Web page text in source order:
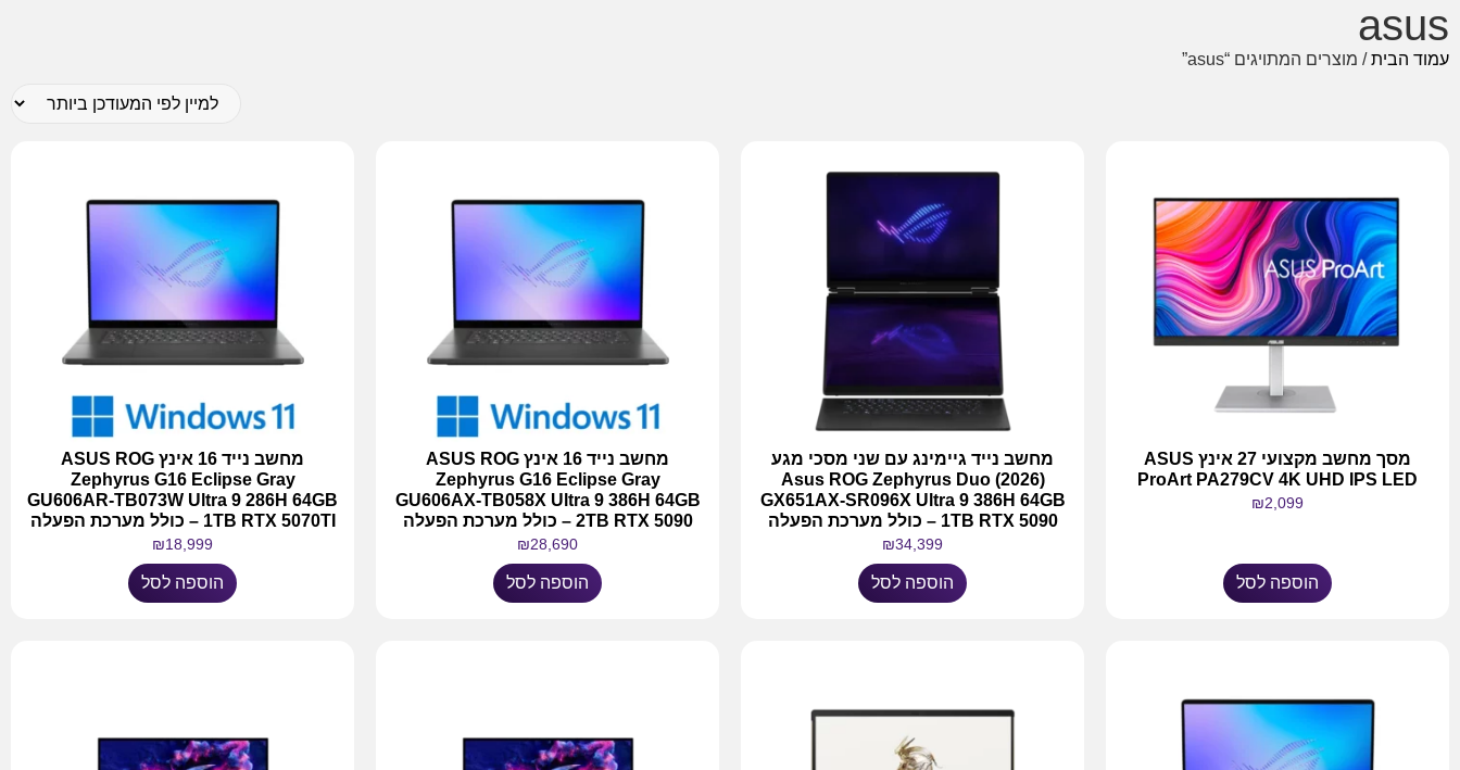
asus
עמוד הבית/ מוצרים המתויגים “asus”
מסך מחשב מקצועי 27 אינץ ASUS
ProArt PA279CV 4K UHD IPS LED
₪2,099
הוספה לסל
מחשב נייד גיימינג עם שני מסכי מגע
Asus ROG Zephyrus Duo (2026)
GX651AX-SR096X Ultra 9 386H 64GB
1TB RTX 5090 – כולל מערכת הפעלה
₪34,399
הוספה לסל
מחשב נייד 16 אינץ ASUS ROG
Zephyrus G16 Eclipse Gray
GU606AX-TB058X Ultra 9 386H 64GB
2TB RTX 5090 – כולל מערכת הפעלה
₪28,690
הוספה לסל
מחשב נייד 16 אינץ ASUS ROG
Zephyrus G16 Eclipse Gray
GU606AR-TB073W Ultra 9 286H 64GB
1TB RTX 5070TI – כולל מערכת הפעלה
₪18,999
הוספה לסל